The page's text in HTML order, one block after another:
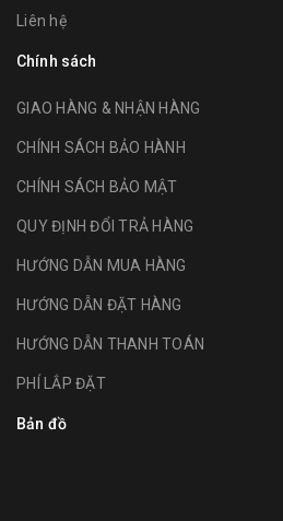
Liên hệ
Chính sách
GIAO HÀNG & NHẬN HÀNG
CHÍNH SÁCH BẢO HÀNH
CHÍNH SÁCH BẢO MẬT
QUY ĐỊNH ĐỔI TRẢ HÀNG
HƯỚNG DẪN MUA HÀNG
HƯỚNG DẪN ĐẶT HÀNG
HƯỚNG DẪN THANH TOÁN
PHÍ LẮP ĐẶT
Bản đồ